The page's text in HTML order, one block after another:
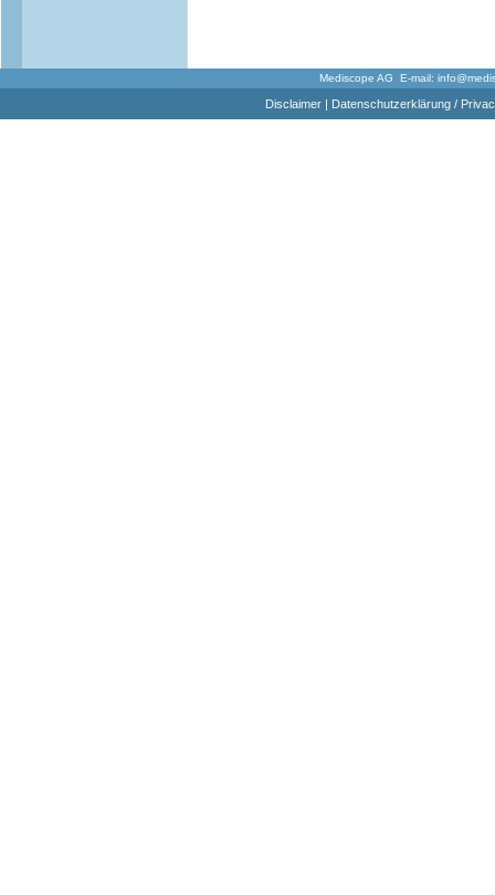
Mediscope AG E-mail:
Disclaimer| Datenschutzerklärung /